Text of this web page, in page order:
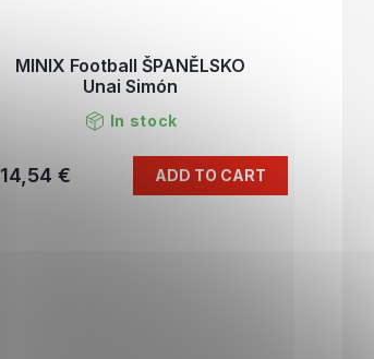
MINIX Football ŠPANĚLSKO
Unai Simón
In stock
14,54 € ADD TO CART